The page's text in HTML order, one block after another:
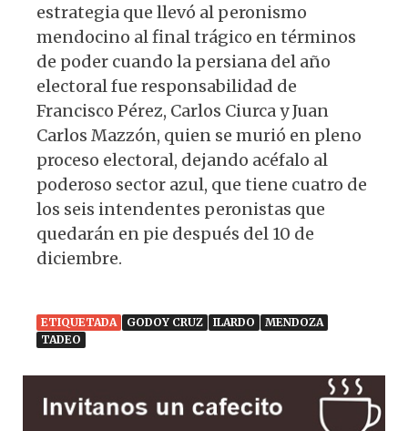
estrategia que llevó al peronismo
mendocino al final trágico en términos
de poder cuando la persiana del año
electoral fue responsabilidad de
Francisco Pérez, Carlos Ciurca y Juan
Carlos Mazzón, quien se murió en pleno
proceso electoral, dejando acéfalo al
poderoso sector azul, que tiene cuatro de
los seis intendentes peronistas que
quedarán en pie después del 10 de
diciembre.
ETIQUETADA GODOY CRUZ ILARDO
MENDOZA
TADEO